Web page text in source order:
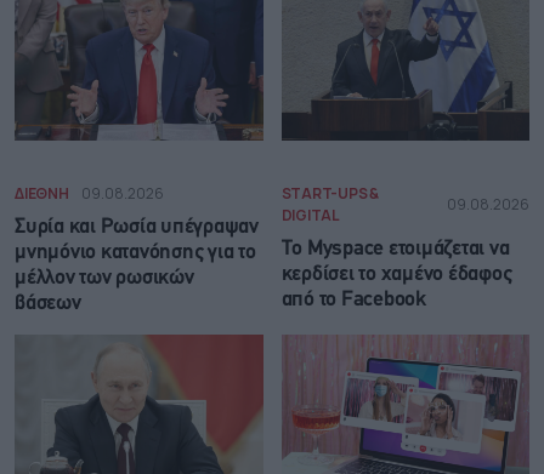
ΔΙΕΘΝΗ 09.08.2026
Συρία και Ρωσία υπέγραψαν
μνημόνιο κατανόησης για το
μέλλον των ρωσικών
βάσεων
START-UPS &
DIGITAL
09.08.2026
Το Myspace ετοιμάζεται να
κερδίσει το χαμένο έδαφος
από το Facebook